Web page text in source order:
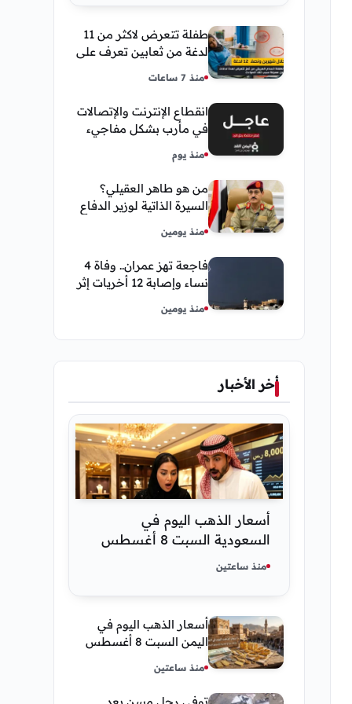
طفلة تتعرض لاكثر من 11
لدغة من ثعابين تعرف على
العريقي
منذ 7 ساعات
انقطاع الإنترنت والإتصالات
في مأرب بشكل مفاجيء
منذ يوم
من هو طاهر العقيلي؟
السيرة الذاتية لوزير الدفاع
مناصبه
منذ يومين
فاجعة تهز عمران.. وفاة 4
نساء وإصابة 12 أخريات إثر
اجتماعية
منذ يومين
أخر الأخبار
أسعار الذهب اليوم في
السعودية السبت 8 أغسطس
2026 — تحديث مباشر
منذ ساعتين
أسعار الذهب اليوم في
اليمن السبت 8 أغسطس
وعدن
منذ ساعتين